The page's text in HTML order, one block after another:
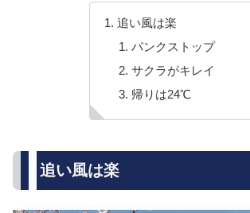
追い風は楽
パンクストップ
サクラがキレイ
帰りは24℃
追い風は楽